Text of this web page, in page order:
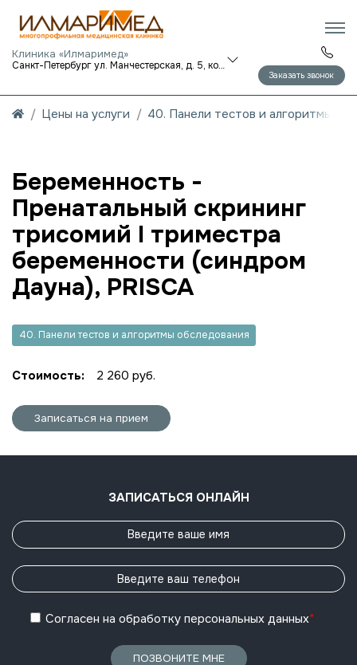
Клиника «Илмаримед»
Санкт-Петербург ул. Манчестерская, д. 5, корп. 1
Заказать звонок
Цены на услуги 40. Панели тестов и алгоритмы
Беременность -
Пренатальный скрининг
трисомий I триместра
беременности (синдром
Дауна), PRISCA
40. Панели тестов и алгоритмы обследования
Стоимость: 2 260 руб.
Записаться на прием
ЗАПИСАТЬСЯ ОНЛАЙН
Согласен на обработку персональных данных*
ПОЗВОНИТЕ МНЕ